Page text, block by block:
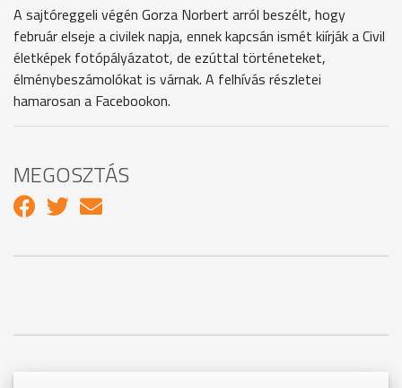
A sajtóreggeli végén Gorza Norbert arról beszélt, hogy
február elseje a civilek napja, ennek kapcsán ismét kiírják a Civil
életképek fotópályázatot, de ezúttal történeteket,
élménybeszámolókat is várnak. A felhívás részletei
hamarosan a Facebookon.
MEGOSZTÁS